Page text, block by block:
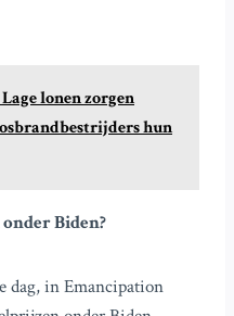
lonen zorgen
hun
Biden?
dag, in Emancipation